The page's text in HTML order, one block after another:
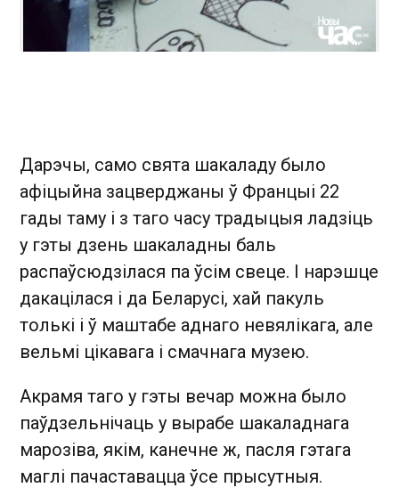
Дарэчы, само свята шакаладу было
афіцыйна зацверджаны ў Францыі 22
гады таму і з таго часу традыцыя ладзіць
у гэты дзень шакаладны баль
распаўсюдзілася па ўсім свеце. І нарэшце
дакацілася і да Беларусі, хай пакуль
толькі і ў маштабе аднаго невялікага, але
вельмі цікавага і смачнага музею.
Акрамя таго у гэты вечар можна было
паўдзельнічаць у вырабе шакаладнага
марозіва, якім, канечне ж, пасля гэтага
маглі пачаставацца ўсе прысутныя.